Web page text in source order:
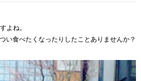
よね。
い食べたくなったりしたことありませんか？